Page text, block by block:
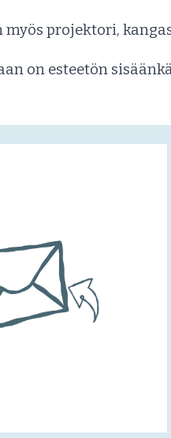
myös projektori,
on esteetön